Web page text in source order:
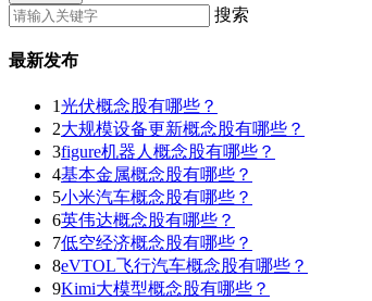
搜索
最新发布
1光伏概念股有哪些？
2大规模设备更新概念股有哪些？
3figure机器人概念股有哪些？
4基本金属概念股有哪些？
5小米汽车概念股有哪些？
6英伟达概念股有哪些？
7低空经济概念股有哪些？
8eVTOL飞行汽车概念股有哪些？
9Kimi大模型概念股有哪些？